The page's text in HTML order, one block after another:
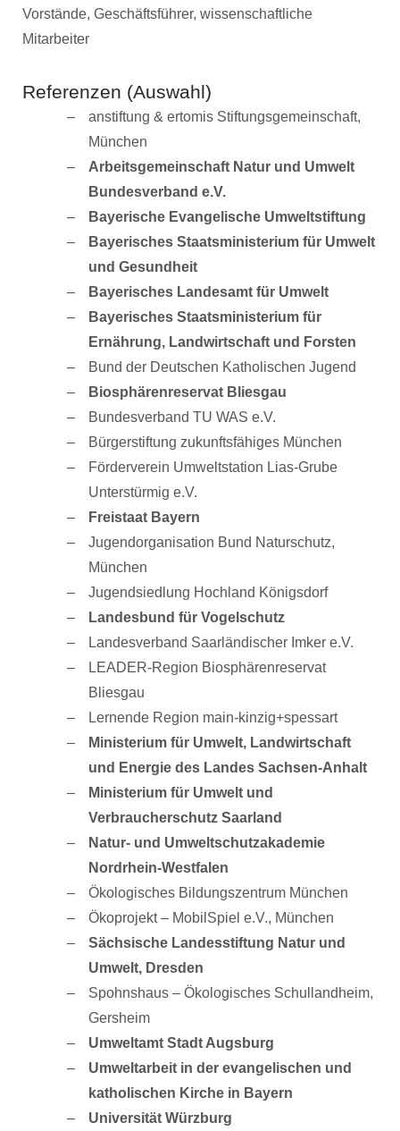
Vorstände, Geschäftsführer, wissenschaftliche
Mitarbeiter
Referenzen (Auswahl)
anstiftung & ertomis Stiftungsgemeinschaft,
München
Arbeitsgemeinschaft Natur und Umwelt
Bundesverband e.V.
Bayerische Evangelische Umweltstiftung
Bayerisches Staatsministerium für Umwelt
und Gesundheit
Bayerisches Landesamt für Umwelt
Bayerisches Staatsministerium für
Ernährung, Landwirtschaft und Forsten
Bund der Deutschen Katholischen Jugend
Biosphärenreservat Bliesgau
Bundesverband TU WAS e.V.
Bürgerstiftung zukunftsfähiges München
Förderverein Umweltstation Lias-Grube
Unterstürmig e.V.
Freistaat Bayern
Jugendorganisation Bund Naturschutz,
München
Jugendsiedlung Hochland Königsdorf
Landesbund für Vogelschutz
Landesverband Saarländischer Imker e.V.
LEADER-Region Biosphärenreservat
Bliesgau
Lernende Region main-kinzig+spessart
Ministerium für Umwelt, Landwirtschaft
und Energie des Landes Sachsen-Anhalt
Ministerium für Umwelt und
Verbraucherschutz Saarland
Natur- und Umweltschutzakademie
Nordrhein-Westfalen
Ökologisches Bildungszentrum München
Ökoprojekt – MobilSpiel e.V., München
Sächsische Landesstiftung Natur und
Umwelt, Dresden
Spohnshaus – Ökologisches Schullandheim,
Gersheim
Umweltamt Stadt Augsburg
Umweltarbeit in der evangelischen und
katholischen Kirche in Bayern
Universität Würzburg